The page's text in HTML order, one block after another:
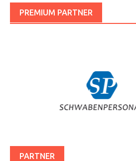
PREMIUM PARTNER
PARTNER